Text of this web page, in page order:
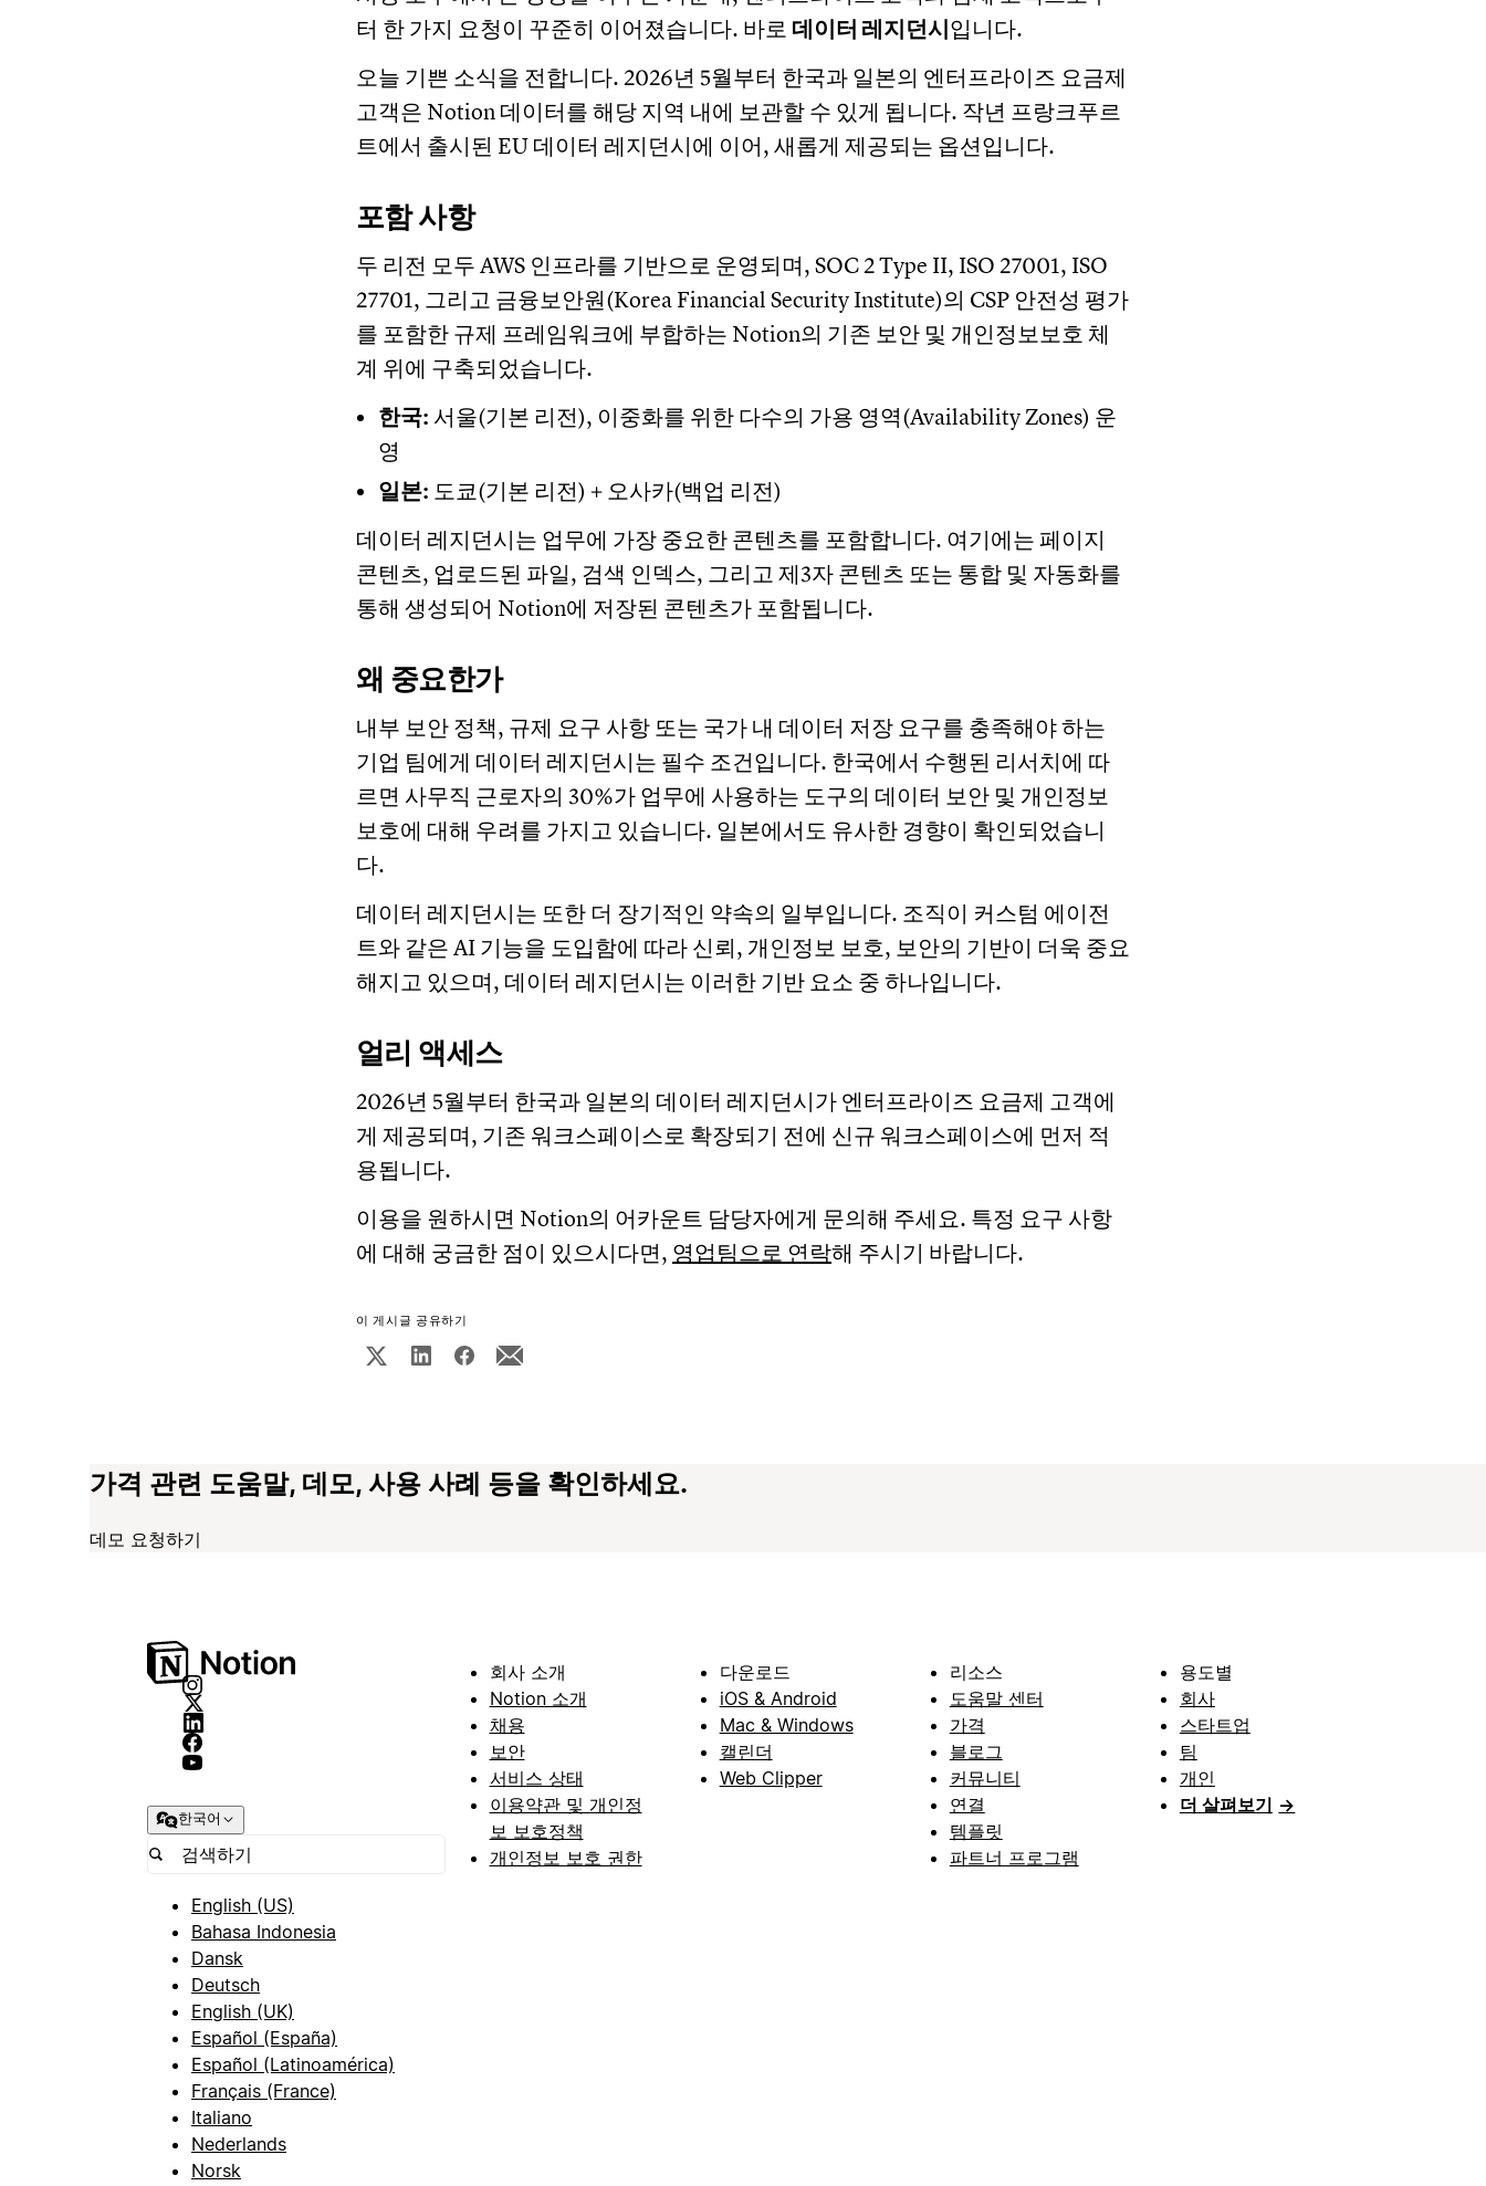
터 한 가지 요청이 꾸준히 이어졌습니다. 바로 데이터 레지던시 입니다.
오늘 기쁜 소식을 전합니다. 2026년 5월부터 한국과 일본의 엔터프라이즈 요금제
고객은 Notion 데이터를 해당 지역 내에 보관할 수 있게 됩니다. 작년 프랑크푸르
트에서 출시된 EU 데이터 레지던시에 이어, 새롭게 제공되는 옵션입니다.
포함 사항
두 리전 모두 AWS 인프라를 기반으로 운영되며, SOC 2 Type II, ISO 27001, ISO
27701, 그리고 금융보안원(Korea Financial Security Institute)의 CSP 안전성 평가
를 포함한 규제 프레임워크에 부합하는 Notion의 기존 보안 및 개인정보보호 체
계 위에 구축되었습니다.
한국: 서울(기본 리전), 이중화를 위한 다수의 가용 영역(Availability Zones) 운
영
일본: 도쿄(기본 리전) + 오사카(백업 리전)
데이터 레지던시는 업무에 가장 중요한 콘텐츠를 포함합니다. 여기에는 페이지
콘텐츠, 업로드된 파일, 검색 인덱스, 그리고 제3자 콘텐츠 또는 통합 및 자동화를
통해 생성되어 Notion에 저장된 콘텐츠가 포함됩니다.
왜 중요한가
내부 보안 정책, 규제 요구 사항 또는 국가 내 데이터 저장 요구를 충족해야 하는
기업 팀에게 데이터 레지던시는 필수 조건입니다. 한국에서 수행된 리서치에 따
르면 사무직 근로자의 30%가 업무에 사용하는 도구의 데이터 보안 및 개인정보
보호에 대해 우려를 가지고 있습니다. 일본에서도 유사한 경향이 확인되었습니
다.
데이터 레지던시는 또한 더 장기적인 약속의 일부입니다. 조직이 커스텀 에이전
트와 같은 AI 기능을 도입함에 따라 신뢰, 개인정보 보호, 보안의 기반이 더욱 중요
해지고 있으며, 데이터 레지던시는 이러한 기반 요소 중 하나입니다.
얼리 액세스
2026년 5월부터 한국과 일본의 데이터 레지던시가 엔터프라이즈 요금제 고객에
게 제공되며, 기존 워크스페이스로 확장되기 전에 신규 워크스페이스에 먼저 적
용됩니다.
이용을 원하시면 Notion의 어카운트 담당자에게 문의해 주세요. 특정 요구 사항
에 대해 궁금한 점이 있으시다면, 영업팀으로 연락해 주시기 바랍니다.
이 게시글 공유하기
가격 관련 도움말, 데모, 사용 사례 등을 확인하세요.
데모 요청하기
한국어
English (US)
Bahasa Indonesia
Dansk
Deutsch
English (UK)
Español (España)
Español (Latinoamérica)
Français (France)
Italiano
Nederlands
Norsk
회사 소개
Notion 소개
채용
보안
서비스 상태
이용약관 및 개인정
보 보호정책
개인정보 보호 권한
다운로드
iOS & Android
Mac & Windows
캘린더
Web Clipper
리소스
도움말 센터
가격
블로그
커뮤니티
연결
템플릿
파트너 프로그램
용도별
회사
스타트업
팀
개인
더 살펴보기 →